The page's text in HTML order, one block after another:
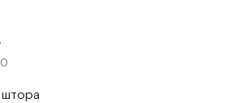
штора